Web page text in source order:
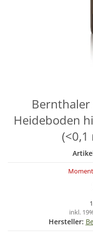
Heideboden
(<0,1
inkl.
Hersteller: